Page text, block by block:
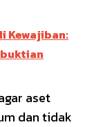
Kewajiban:
aset
dan tidak